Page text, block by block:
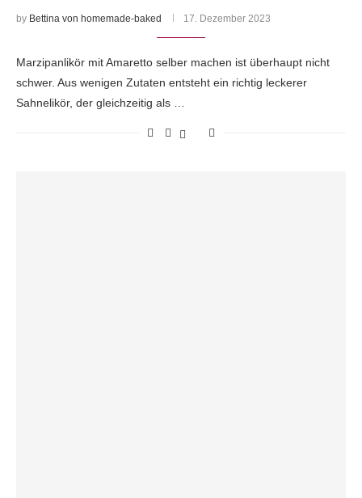
by Bettina von homemade-baked 17. Dezember 2023
Marzipanlikör mit Amaretto selber machen ist überhaupt nicht
schwer. Aus wenigen Zutaten entsteht ein richtig leckerer
Sahnelikör, der gleichzeitig als …